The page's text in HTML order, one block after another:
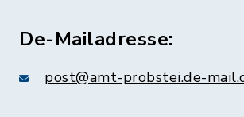
De-Mailadresse:
post@amt-probstei.de-